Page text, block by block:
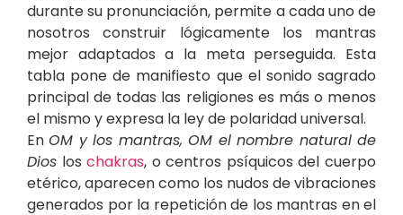
durante su pronunciación, permite a cada uno de
nosotros construir lógicamente los mantras
mejor adaptados a la meta perseguida. Esta
tabla pone de manifiesto que el sonido sagrado
principal de todas las religiones es más o menos
el mismo y expresa la ley de polaridad universal.
EnOM y los mantras, OM el nombre natural de
Dios loschakras, o centros psíquicos del cuerpo
etérico, aparecen como los nudos de vibraciones
generados por la repetición de los mantras en el